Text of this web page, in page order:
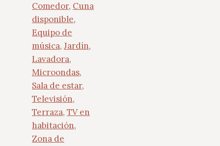
Comedor, Cuna
disponible,
Equipo de
música, Jardín,
Lavadora,
Microondas,
Sala de estar,
Televisión,
Terraza, TV en
habitación,
Zona de